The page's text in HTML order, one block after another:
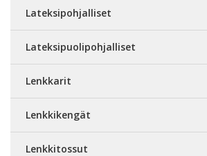
Lateksipohjalliset
Lateksipuolipohjalliset
Lenkkarit
Lenkkikengät
Lenkkitossut